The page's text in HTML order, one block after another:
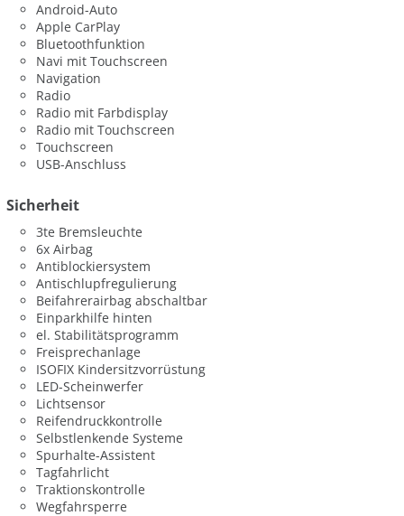
Android-Auto
Apple CarPlay
Bluetoothfunktion
Navi mit Touchscreen
Navigation
Radio
Radio mit Farbdisplay
Radio mit Touchscreen
Touchscreen
USB-Anschluss
Sicherheit
3te Bremsleuchte
6x Airbag
Antiblockiersystem
Antischlupfregulierung
Beifahrerairbag abschaltbar
Einparkhilfe hinten
el. Stabilitätsprogramm
Freisprechanlage
ISOFIX Kindersitzvorrüstung
LED-Scheinwerfer
Lichtsensor
Reifendruckkontrolle
Selbstlenkende Systeme
Spurhalte-Assistent
Tagfahrlicht
Traktionskontrolle
Wegfahrsperre